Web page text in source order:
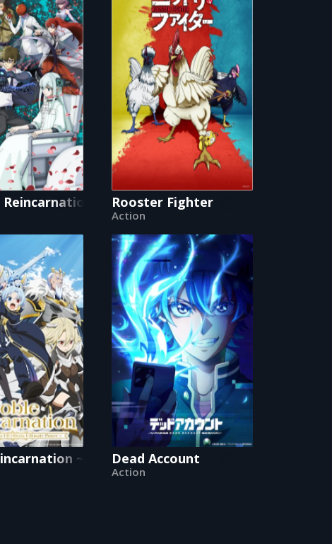
Rooster Fighter
Action
~Born Blessed, So I'll Obtain Ultimate
Dead Account
Action